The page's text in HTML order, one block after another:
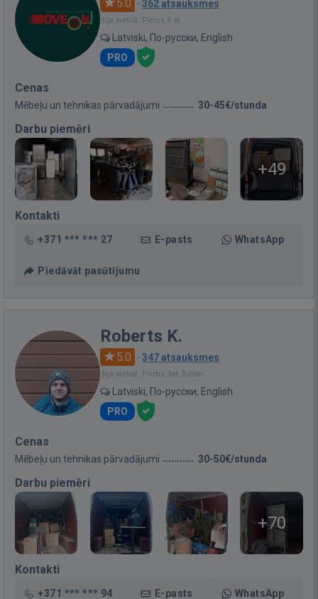
5.0 · 362 atsauksmes
Bija vietnē: Pirms 5 st.
Latviski, По-русски, English
PRO
Cenas
Mēbeļu un tehnikas pārvadājumi 30-45€/stunda
Darbu piemēri
+49
Kontakti
+371 *** *** 27 E-pasts WhatsApp
Piedāvāt pasūtījumu
Roberts K.
5.0 · 347 atsauksmes
Bija vietnē: Pirms 3st. 0 min.
Latviski, По-русски, English
PRO
Cenas
Mēbeļu un tehnikas pārvadājumi 30-50€/stunda
Darbu piemēri
+70
Kontakti
+371 *** *** 94 E-pasts WhatsApp